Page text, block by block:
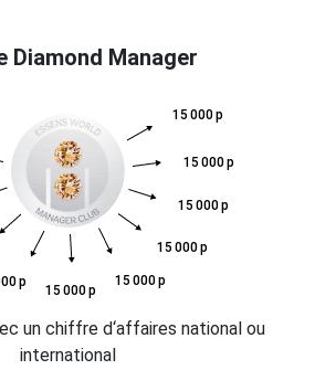
Diamond Manager
p
15 000 p
15 000 p
15 000 p
15 000 p
15 000 p
15 000 p
un chiffre d‘affaires national ou
international